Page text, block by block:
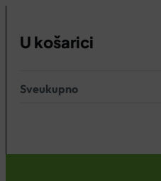
U košarici
Nema proizvoda u košarici.
Sveukupno